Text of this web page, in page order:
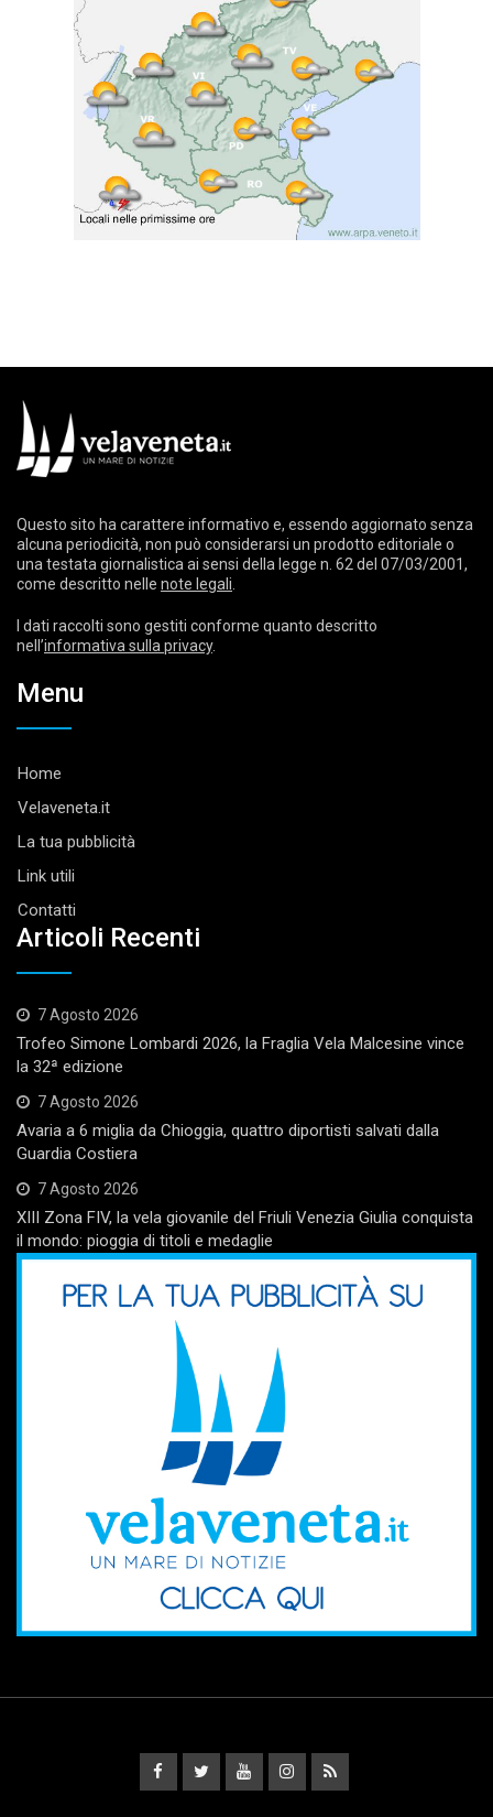
Questo sito ha carattere informativo e, essendo aggiornato senza
alcuna periodicità, non può considerarsi un prodotto editoriale o
una testata giornalistica ai sensi della legge n. 62 del 07/03/2001,
come descritto nelle note legali
I dati raccolti sono gestiti conforme quanto descritto
nell’informativa sulla privacy.
Menu
Home
Velaveneta.it
La tua pubblicità
Link utili
Contatti
Articoli Recenti
7 Agosto 2026
Trofeo Simone Lombardi 2026, la Fraglia Vela Malcesine vince
la 32ª edizione
7 Agosto 2026
Avaria a 6 miglia da Chioggia, quattro diportisti salvati dalla
Guardia Costiera
7 Agosto 2026
XIII Zona FIV, la vela giovanile del Friuli Venezia Giulia conquista
il mondo: pioggia di titoli e medaglie